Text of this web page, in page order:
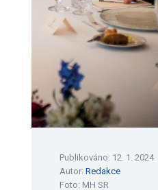
Publikováno: 12. 1. 2024
Autor: Redakce
Foto: MH SR